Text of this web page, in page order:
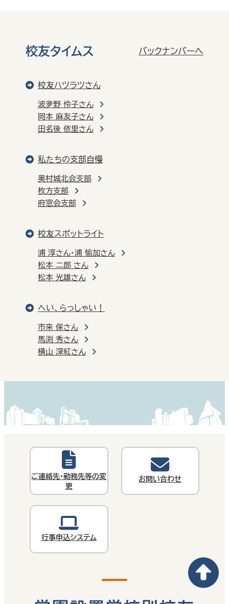
校友タイムス バックナンバーへ
校友ハツラツさん
波夛野 伶子さん
岡本 麻友子さん
田名後 依里さん
私たちの支部自慢
奥村城北会支部
枚方支部
府窓会支部
校友スポットライト
浦 淳さん・浦 愉加さん
松本 二郎 さん
松本 光雄さん
へい、らっしゃい！
市来 保さん
馬渕 秀さん
横山 深紅さん
ご連絡先・勤務先等の変
更
お問い合わせ
行事申込システム